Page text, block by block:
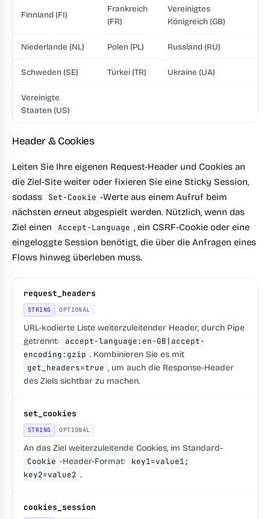
Finnland (FI)
Frankreich
(FR)
Vereinigtes
Königreich (GB)
Niederlande (NL) Polen (PL) Russland (RU)
Schweden (SE) Türkei (TR) Ukraine (UA)
Vereinigte
Staaten (US)
Header & Cookies
Leiten Sie Ihre eigenen Request-Header und Cookies an
die Ziel-Site weiter oder fixieren Sie eine Sticky Session,
sodass
Set-Cookie -Werte aus einem Aufruf beim
nächsten erneut abgespielt werden. Nützlich, wenn das
Ziel einen
Accept-Language , ein CSRF-Cookie oder eine
eingeloggte Session benötigt, die über die Anfragen eines
Flows hinweg überleben muss.
request_headers
STRING OPTIONAL
URL-kodierte Liste weiterzuleitender Header, durch Pipe
getrennt: accept-language:en-GB|accept-
encoding:gzip . Kombinieren Sie es mit
get_headers=true , um auch die Response-Header
des Ziels sichtbar zu machen.
set_cookies
STRING OPTIONAL
An das Ziel weiterzuleitende Cookies, im Standard-
Cookie -Header-Format:
key1=value1;
key2=value2 .
cookies_session